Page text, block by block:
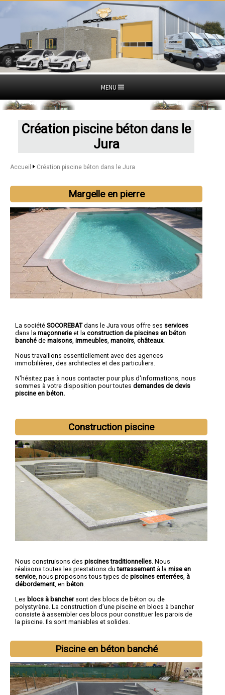
MENU
Création piscine béton dans le
Jura
Accueil Création piscine béton dans le Jura
Margelle en pierre
La société SOCOREBATdans le Jura vous offre ses services
dans la maçonnerie et la construction de piscines en béton
banché de maisons immeubles manoirs châteaux.
Nous travaillons essentiellement avec des agences
immobilières, des architectes et des particuliers.
N'hésitez pas à nous contacter pour plus d'informations, nous
sommes à votre disposition pour toutes demandes de devis
piscine en béton.
Construction piscine
Nous construisons des piscines traditionnelles . Nous
réalisons toutes les prestations duterrassement à la mise en
service , nous proposons tous types de piscines enterrées à
débordement , en béton
Les blocs à banchersont des blocs de béton ou de
polystyrène. La construction d’une piscine en blocs à bancher
consiste à assembler ces blocs pour constituer les parois de
la piscine. Ils sont maniables et solides.
Piscine en béton banché